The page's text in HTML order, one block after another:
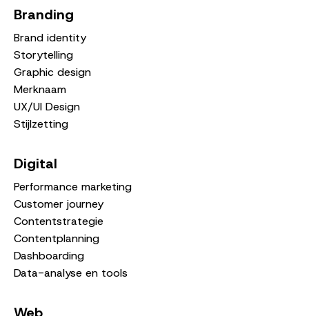
Branding
Brand identity
Storytelling
Graphic design
Merknaam
UX/UI Design
Stijlzetting
Digital
Performance marketing
Customer journey
Contentstrategie
Contentplanning
Dashboarding
Data-analyse en tools